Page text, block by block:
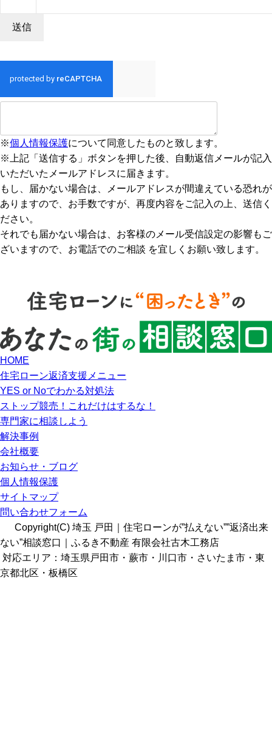
※個人情報保護について同意したものと致します。
※上記「送信する」ボタンを押した後、自動返信メールが記入
いただいたメールアドレスに届きます。
もし、届かない場合は、メールアドレスが間違えている恐れが
ありますので、お手数ですが、再度内容をご記入の上、送信く
ださい。
それでも届かない場合は、お客様のメール受信設定の影響もご
ざいますので、お電話でのご相談 を宜しくお願い致します。
HOME
住宅ローン返済支援メニュー
YES or Noでわかる対処法
ストップ競売！これだけはするな！
専門家に相談しよう
解決事例
会社概要
お知らせ・ブログ
個人情報保護
サイトマップ
問い合わせフォーム
Copyright(C) 埼玉 戸田｜住宅ローンが”払えない””返済出来
ない”相談窓口｜ふるき不動産 有限会社古木工務店
対応エリア：埼玉県戸田市・蕨市・川口市・さいたま市・東
京都北区・板橋区